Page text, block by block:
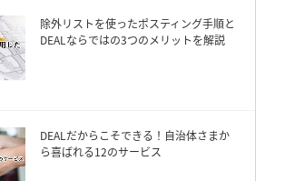
除外リストを使ったポスティング手順と
DEALならではの3つのメリットを解説
DEALだからこそできる！自治体さまか
ら喜ばれる12のサービス